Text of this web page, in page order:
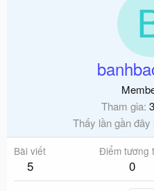
Tham gia
Thấy lần gần đây
Bài viết
5
Điểm tương
0